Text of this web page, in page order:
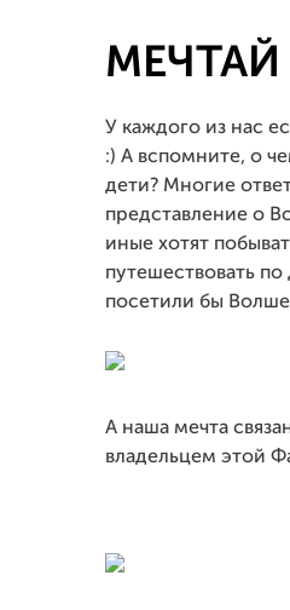
МЕЧТАЙ
У каждого из нас
:) А вспомните, о
дети? Многие
представление о
иные хотят
путешествовать
посетили бы
А наша мечта
владельцем этой